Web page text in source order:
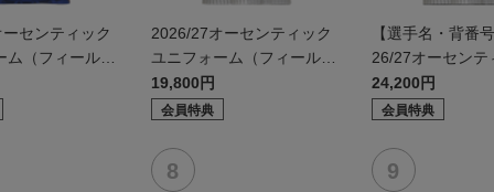
センティック
（フィールド
2026/27オーセンティック
ユニフォーム（フィールド
2nd）
19,800円
会員特典
【選手名・背番
26/27オーセンテ
ニフォーム（フ
d）
24,200円
会員特典